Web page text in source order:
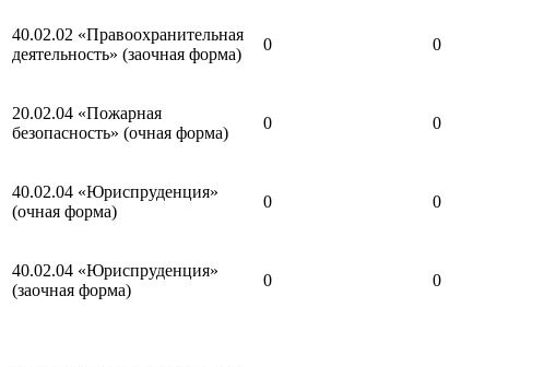
40.02.02 «Правоохранительная
деятельность» (заочная форма)
0 0
20.02.04 «Пожарная
безопасность» (очная форма)
0 0
40.02.04 «Юриспруденция»
(очная форма)
0 0
40.02.04 «Юриспруденция»
(заочная форма)
0 0